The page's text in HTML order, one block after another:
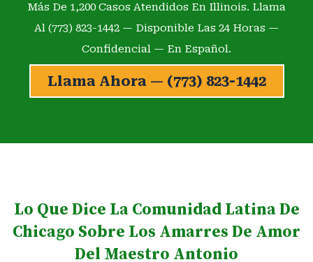
Más De 1,200 Casos Atendidos En Illinois. Llama
Al (773) 823-1442 — Disponible Las 24 Horas —
Confidencial — En Español.
Llama Ahora — (773) 823-1442
Lo Que Dice La Comunidad Latina De
Chicago Sobre Los Amarres De Amor
Del Maestro Antonio